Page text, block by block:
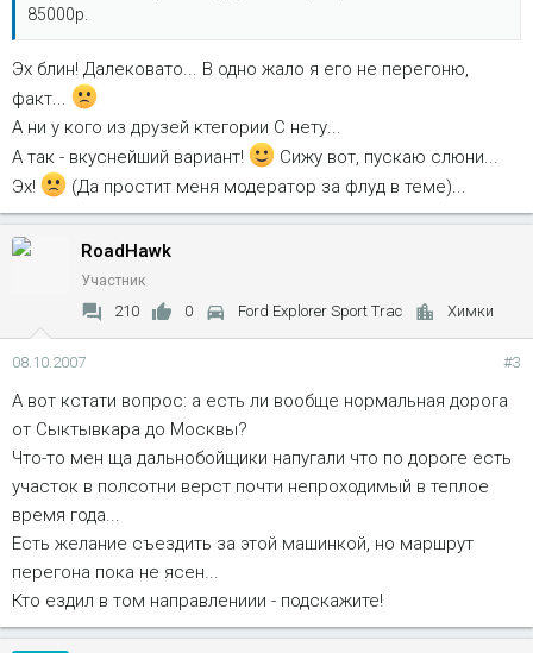
85000р.
Эх блин! Далековато... В одно жало я его не перегоню,
факт...
А ни у кого из друзей ктегории С нету...
А так - вкуснейший вариант!
Сижу вот, пускаю слюни...
Эх!
(Да простит меня модератор за флуд в теме)...
RoadHawk
Участник
210 0 Ford Explorer Sport Trac Химки
08.10.2007 #3
А вот кстати вопрос: а есть ли вообще нормальная дорога
от Сыктывкара до Москвы?
Что-то мен ща дальнобойщики напугали что по дороге есть
участок в полсотни верст почти непроходимый в теплое
время года...
Есть желание съездить за этой машинкой, но маршрут
перегона пока не ясен...
Кто ездил в том направлениии - подскажите!